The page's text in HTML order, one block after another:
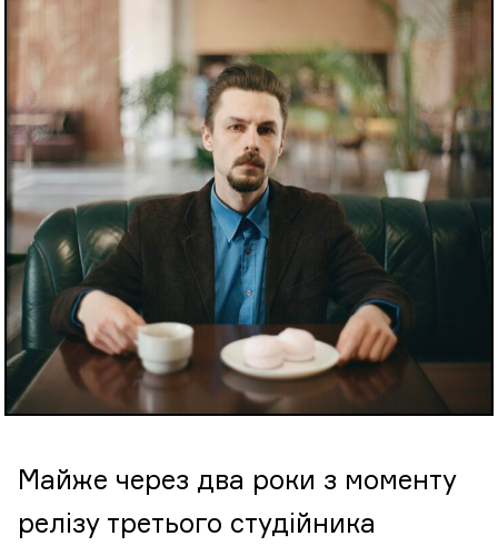
Майже через два роки з моменту
релізу третього студійника